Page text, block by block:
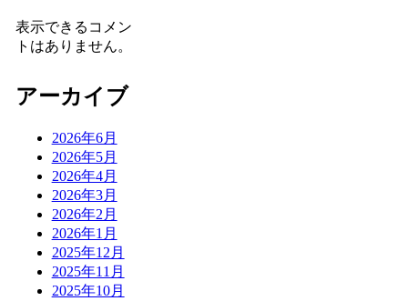
表示できるコメン
トはありません。
アーカイブ
2026年6月
2026年5月
2026年4月
2026年3月
2026年2月
2026年1月
2025年12月
2025年11月
2025年10月